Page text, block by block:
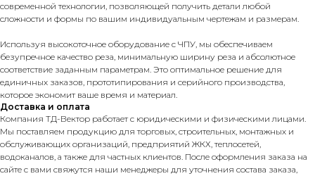
современной технологии, позволяющей получить детали любой
сложности и формы по вашим индивидуальным чертежам и размерам.
Используя высокоточное оборудование с ЧПУ, мы обеспечиваем
безупречное качество реза, минимальную ширину реза и абсолютное
соответствие заданным параметрам. Это оптимальное решение для
единичных заказов, прототипирования и серийного производства,
которое экономит ваше время и материал.
Доставка и оплата
Компания ТД-Вектор работает с юридическими и физическими лицами.
Мы поставляем продукцию для торговых, строительных, монтажных и
обслуживающих организаций, предприятий ЖКХ, теплосетей,
водоканалов, а также для частных клиентов. После оформления заказа на
сайте с вами свяжутся наши менеджеры для уточнения состава заказа,